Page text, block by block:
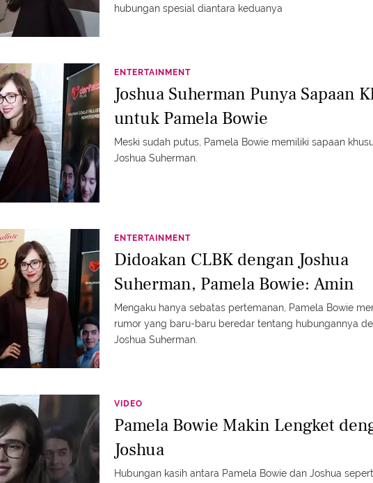
hubungan spesial diantara keduanya
ENTERTAINMENT
Joshua Suherman Punya Sapaan
untuk Pamela Bowie
Meski sudah putus, Pamela Bowie memiliki sapaan
Joshua Suherman.
ENTERTAINMENT
Didoakan CLBK dengan Joshua
Suherman, Pamela Bowie: Amin
Mengaku hanya sebatas pertemanan, Pamela Bowie
rumor yang baru-baru beredar tentang hubungannya
Joshua Suherman.
VIDEO
Pamela Bowie Makin Lengket
Joshua
Hubungan kasih antara Pamela Bowie dan Joshua